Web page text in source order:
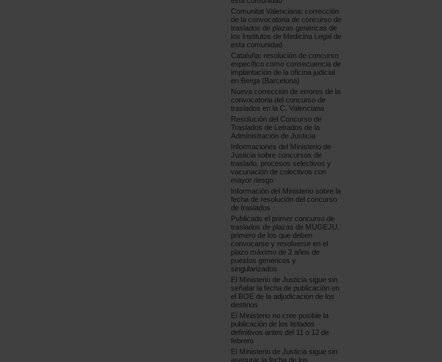
Comunitat Valenciana: corrección
de la convocatoria de concurso de
traslados de plazas genéricas de
los Institutos de Medicina Legal de
esta comunidad
Cataluña: resolución de concurso
específico como consecuencia de
implantación de la oficina judicial
en Berga (Barcelona)
Nueva corrección de errores de la
convocatoria del concurso de
traslados en la C. Valenciana
Resolución del Concurso de
Traslados de Letrados de la
Administración de Justicia
Informaciones del Ministerio de
Justicia sobre concursos de
traslado, procesos selectivos y
vacunación de colectivos con
mayor riesgo
Información del Ministerio sobre la
fecha de resolución del concurso
de traslados
Publicado el primer concurso de
traslados de plazas de MUGEJU.
primero de los que deben
convocarse y resolverse en el
plazo máximo de 2 años de
puestos genéricos y
singularizados
El Ministerio de Justicia sigue sin
señalar la fecha de publicación en
el BOE de la adjudicación de los
destinos
El Ministerio no cree posible la
publicación de los listados
definitivos antes del 11 o 12 de
febrero
El Ministerio de Justicia sigue sin
asegurar la fecha de los